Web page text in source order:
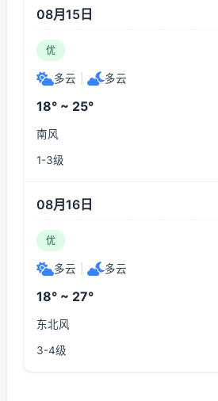
08月15日
优
多云 多云
18° ~ 25°
南风
1-3级
08月16日
优
多云 多云
18° ~ 27°
东北风
3-4级